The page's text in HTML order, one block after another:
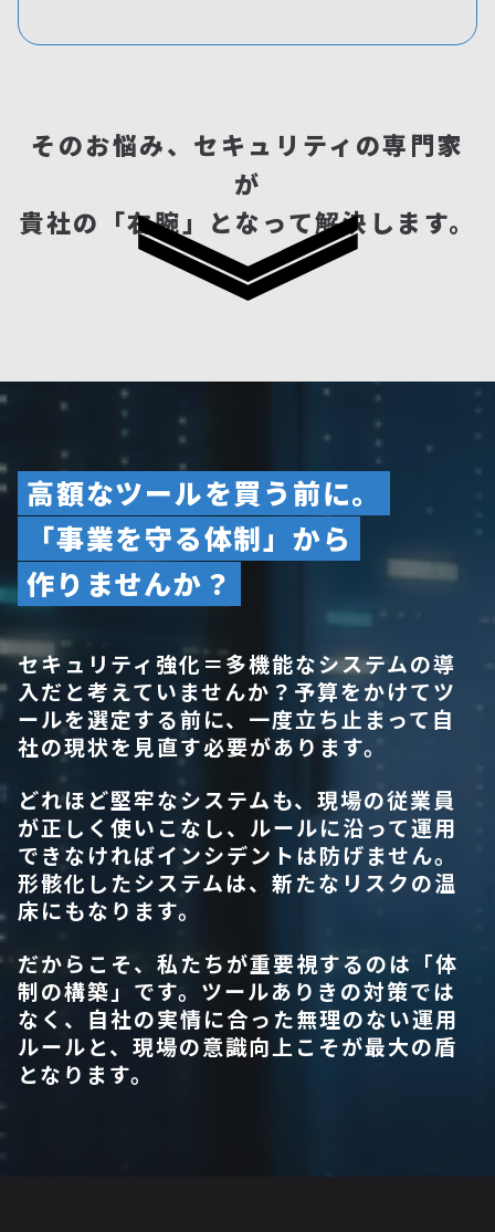
そのお悩み、セキュリティの専門家
が
貴社の「右腕」となって解決します。
高額なツールを買う前に。
「事業を守る体制」から
作りませんか？
セキュリティ強化＝多機能なシステムの導
入だと考えていませんか？予算をかけてツ
ールを選定する前に、一度立ち止まって自
社の現状を見直す必要があります。
どれほど堅牢なシステムも、現場の従業員
が正しく使いこなし、ルールに沿って運用
できなければインシデントは防げません。
形骸化したシステムは、新たなリスクの温
床にもなります。
だからこそ、私たちが重要視するのは「体
制の構築」です。ツールありきの対策では
なく、自社の実情に合った無理のない運用
ルールと、現場の意識向上こそが最大の盾
となります。